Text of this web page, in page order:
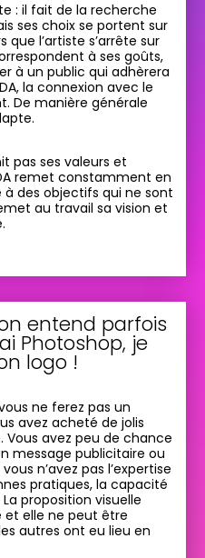
: il fait de la recherche
ses choix se portent sur
que l’artiste s’arrête sur
à ses goûts,
à un public qui adhèrera
la connexion avec le
De manière générale
pas ses valeurs et
remet constamment en
des objectifs qui ne sont
au travail sa vision et
entend parfois
Photoshop, je
logo !
ne ferez pas un
avez acheté de jolis
avez peu de chance
message publicitaire ou
n’avez pas l’expertise
pratiques, la capacité
proposition visuelle
et elle ne peut être
autres ont eu lieu en